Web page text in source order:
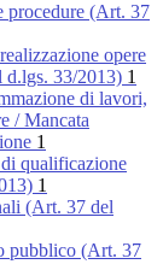
procedure (Art. 37
opere
33/2013) 1
di lavori,
/ Mancata
1
qualificazione
1
(Art. 37 del
pubblico (Art. 37